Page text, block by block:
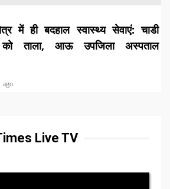
में ही बदहाल स्वास्थ्य सेवाएं: चाडी
ताला, आऊ उपजिला अस्पताल
Live TV